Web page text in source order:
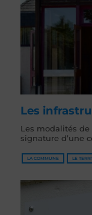
Les
Les modalités
signature d’une
LA COMMUNE LE